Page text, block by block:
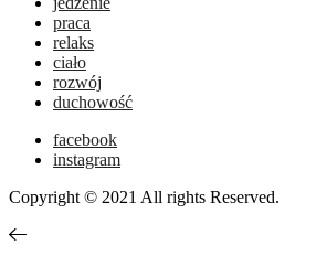
praca
relaks
ciało
rozwój
duchowość
facebook
instagram
Copyright © 2021 All rights Reserved.